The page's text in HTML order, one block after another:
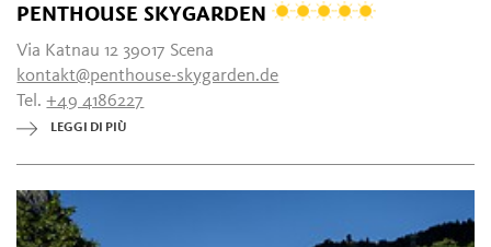
PENTHOUSE SKYGARDEN
Via Katnau 12 39017 Scena
kontakt@penthouse-skygarden.de
Tel.+49 4186227
LEGGI DI PIÙ